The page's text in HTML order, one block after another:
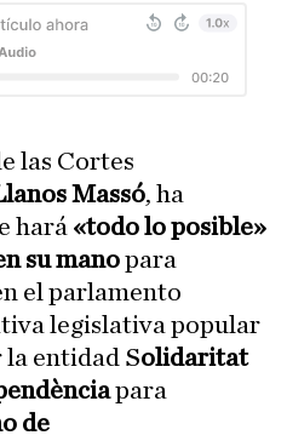
las Cortes
Massó, ha
hará «todo lo posible»
su manopara
el parlamento
legislativa popular
entidad Solidaritat
para
de